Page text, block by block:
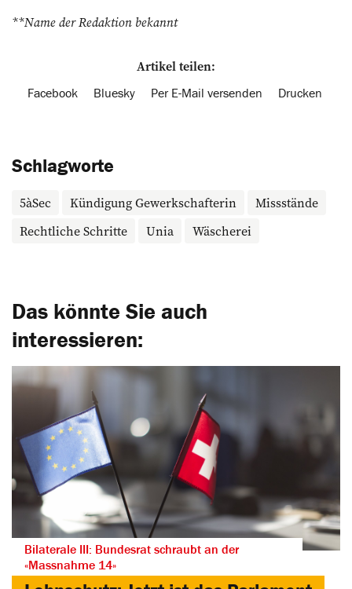
**Name der Redaktion bekannt
Artikel teilen:
Facebook Bluesky Per E-Mail versenden Drucken
Schlagworte
5àSec Kündigung Gewerkschafterin
Missstände
Rechtliche Schritte
Unia Wäscherei
Das könnte Sie auch
interessieren:
Bilaterale III: Bundesrat schraubt an der
«Massnahme 14»